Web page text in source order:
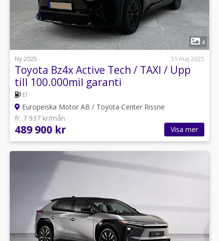
1
4
Ny 2025
31 maj 2025
Toyota Bz4x Active Tech / TAXI / Upp
till 100.000mil garanti
El
Europeiska Motor AB / Toyota Center Rissne
fr. 7 937 kr/mån
489 900 kr Visa mer